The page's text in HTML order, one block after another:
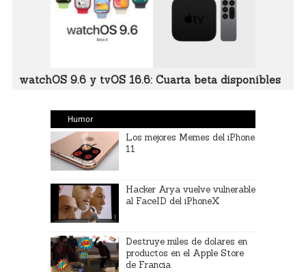
watchOS 9.6 y tvOS 16.6: Cuarta beta disponibles
Humor
Los mejores Memes del iPhone
11
Hacker Arya vuelve vulnerable
al FaceID del iPhoneX
Destruye miles de dolares en
productos en el Apple Store
de Francia